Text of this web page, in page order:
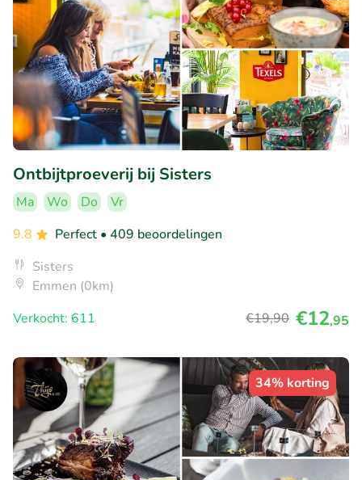
Ontbijtproeverij bij Sisters
Ma Wo Do
Vr
9.8
Perfect • 409 beoordelingen
Sisters
Emmen (0km)
Verkocht: 611
€19,90 €12,95
34% korting